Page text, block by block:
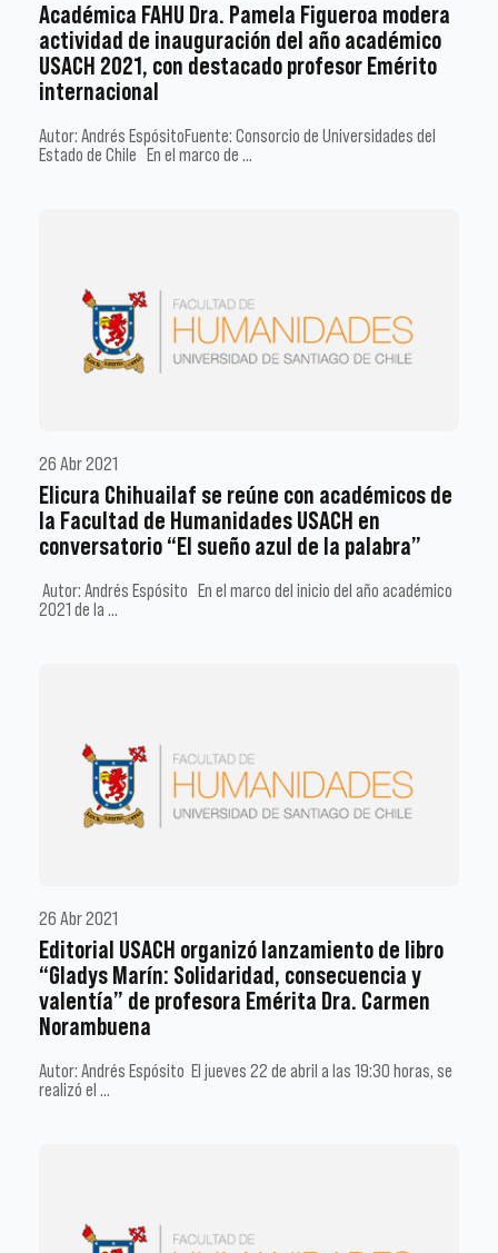
Académica FAHU Dra. Pamela Figueroa modera
actividad de inauguración del año académico
USACH 2021, con destacado profesor Emérito
internacional
Autor: Andrés EspósitoFuente: Consorcio de Universidades del
Estado de Chile En el marco de …
26 Abr 2021
Elicura Chihuailaf se reúne con académicos de
la Facultad de Humanidades USACH en
conversatorio “El sueño azul de la palabra”
Autor: Andrés Espósito En el marco del inicio del año académico
2021 de la …
26 Abr 2021
Editorial USACH organizó lanzamiento de libro
“Gladys Marín: Solidaridad, consecuencia y
valentía” de profesora Emérita Dra. Carmen
Norambuena
Autor: Andrés Espósito El jueves 22 de abril a las 19:30 horas, se
realizó el …